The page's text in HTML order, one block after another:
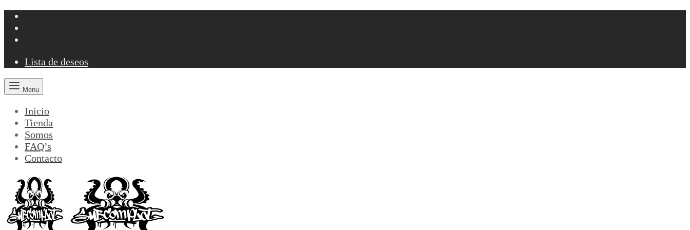
Lista de deseos
Menu
Inicio
Tienda
Somos
FAQ’s
Contacto